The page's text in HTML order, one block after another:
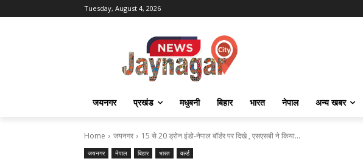
Tuesday, August 4, 2026
जयनगर प्रखंड मधुबनी बिहार भारत नेपाल अन्य खबर
Home जयनगर 15 से 20 ड्रोन इंडो-नेपाल बॉर्डर पर दिखे , एसएसबी ने किया...
जयनगर नेपाल बिहार भारत वर्ल्ड